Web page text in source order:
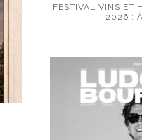
FESTIVAL VINS ET
2026 :